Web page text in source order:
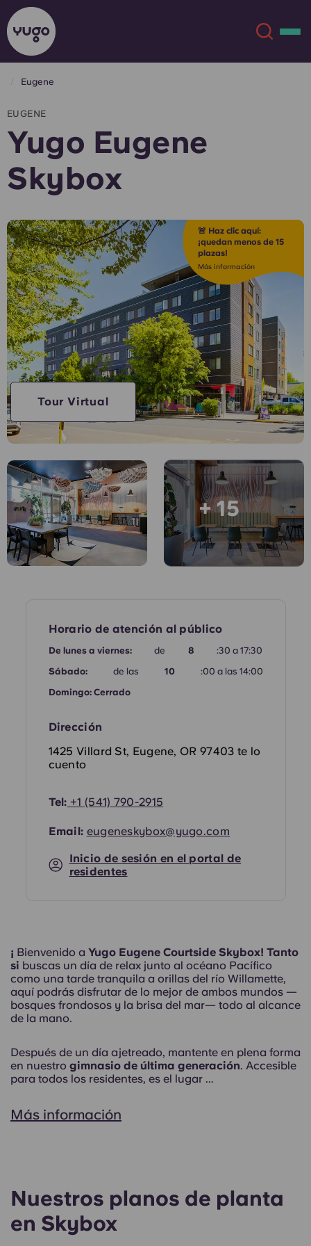
Acerca de
Ubicaciones
Más
Cuenta Idioma
English (GB)
English (US)
Chinese
Català
Deutsch
Italian
Portuguese
Elige un país
Elige una ciudad
Elige una residencia
Reserva ahora
English (US)
Chinese
Català Deutsch
Italian French
Portuguese
Eugene
EUGENE
Yugo Eugene
Skybox
🚨 Haz clic aquí:
¡quedan menos de 15
plazas!
Más información
+ 15
Tour Virtual
¡ Bienvenido a Yugo Eugene Courtside Skybox! Tanto
si buscas un día de relax junto al océano Pacífico
como una tarde tranquila a orillas del río Willamette,
aquí podrás disfrutar de lo mejor de ambos mundos —
bosques frondosos y la brisa del mar— todo al alcance
de la mano.
Después de un día ajetreado, mantente en plena forma
en nuestro gimnasio de última generación. Accesible
para todos los residentes, es el lugar ...
Más información
Nuestros planos de planta
en Skybox
Horario de atención al público
De lunes a viernes: de 8
:30 a 17:30
Sábado:
de las 10
:00 a las 14:00
Domingo: Cerrado
Dirección
1425 Villard St, Eugene, OR 97403 te lo
cuento
Tel: +1 (541) 790-2915
Email: eugeneskybox@yugo.com
Inicio de sesión en el portal de
residentes